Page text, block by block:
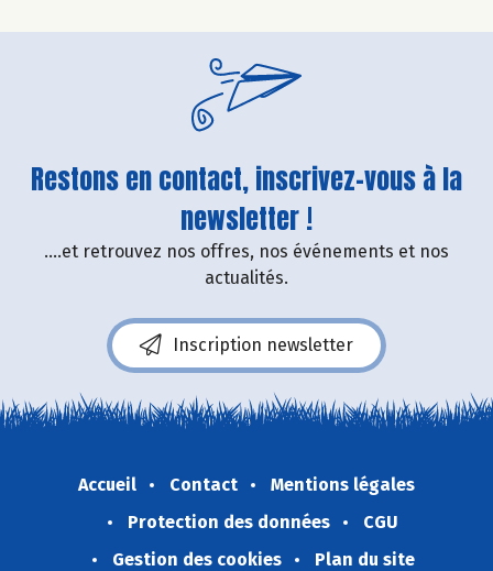
Restons en contact, inscrivez-vous à la
newsletter !
....et retrouvez nos offres, nos événements et nos
actualités.
Inscription newsletter
Accueil Contact
Mentions légales
Protection des données
CGU
Gestion des cookies
Plan du site